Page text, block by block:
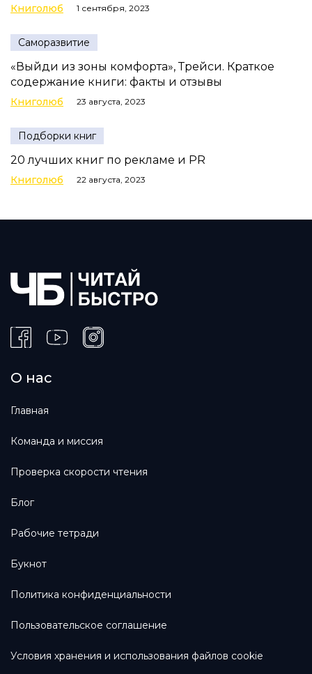
Книголюб 1 сентября, 2023
Саморазвитие
«Выйди из зоны комфорта», Трейси. Краткое
содержание книги: факты и отзывы
Книголюб 23 августа, 2023
Подборки книг
20 лучших книг по рекламе и PR
Книголюб 22 августа, 2023
О нас
Главная
Команда и миссия
Проверка скорости чтения
Блог
Рабочие тетради
Букнот
Политика конфиденциальности
Пользовательское соглашение
Условия хранения и использования файлов cookie